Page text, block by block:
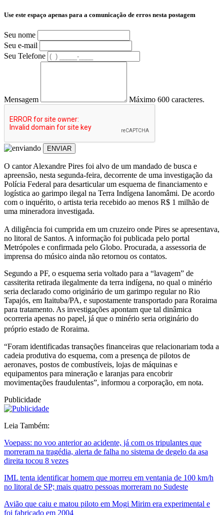
Use este espaço apenas para a comunicação de erros nesta postagem
Seu nome
Seu e-mail
Seu Telefone
Mensagem Máximo 600 caracteres.
ENVIAR
O cantor Alexandre Pires foi alvo de um mandado de busca e
apreensão, nesta segunda-feira, decorrente de uma investigação da
Polícia Federal para desarticular um esquema de financiamento e
logística ao garimpo ilegal na Terra Indígena Ianomâmi. De acordo
com o inquérito, o artista teria recebido ao menos R$ 1 milhão de
uma mineradora investigada.
A diligência foi cumprida em um cruzeiro onde Pires se apresentava,
no litoral de Santos. A informação foi publicada pelo portal
Metrópoles e confirmada pelo Globo. Procurada, a assessoria de
imprensa do músico ainda não retornou os contatos.
Segundo a PF, o esquema seria voltado para a “lavagem” de
cassiterita retirada ilegalmente da terra indígena, no qual o minério
seria declarado como originário de um garimpo regular no Rio
Tapajós, em Itaituba/PA, e supostamente transportado para Roraima
para tratamento. As investigações apontam que tal dinâmica
ocorreria apenas no papel, já que o minério seria originário do
próprio estado de Roraima.
“Foram identificadas transações financeiras que relacionariam toda a
cadeia produtiva do esquema, com a presença de pilotos de
aeronaves, postos de combustíveis, lojas de máquinas e
equipamentos para mineração e laranjas para encobrir
movimentações fraudulentas”, informou a corporação, em nota.
Publicidade
Leia Também:
Voepass: no voo anterior ao acidente, já com os tripulantes que
morreram na tragédia, alerta de falha no sistema de degelo da asa
direita tocou 8 vezes
IML tenta identificar homem que morreu em ventania de 100 km/h
no litoral de SP; mais quatro pessoas morreram no Sudeste
Avião que caiu e matou piloto em Mogi Mirim era experimental e
foi fabricado em 2004